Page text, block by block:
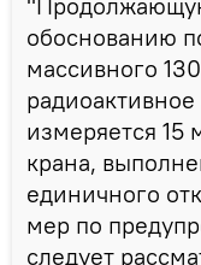
обоснованию
массивного
измеряется
крана,
единичного
мер по
следует